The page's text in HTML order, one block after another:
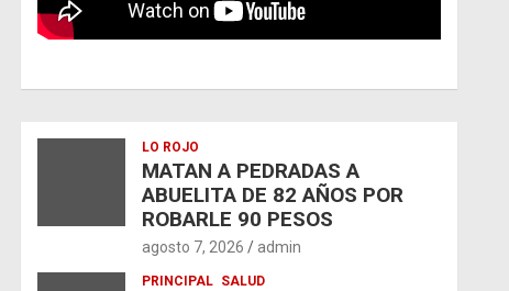
LO ROJO
MATAN A PEDRADAS A
ABUELITA DE 82 AÑOS POR
ROBARLE 90 PESOS
agosto 7, 2026 admin
PRINCIPAL SALUD